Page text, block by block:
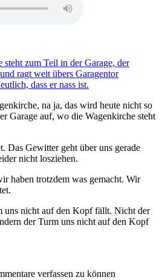
na ja, das wird heute nicht so
Garage auf, wo die Wagenkirche steht
Das Gewitter geht über uns gerade
nicht losziehen.
haben trotzdem was gemacht. Wir
uns nicht auf den Kopf fällt. Nicht der
der Turm uns nicht auf den Kopf
verfassen zu können